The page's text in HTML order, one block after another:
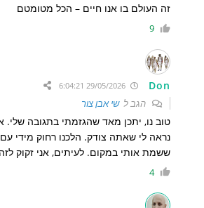
זה העולם בו אנו חיים – הכל מטומטם
9
Don
הגב לשי אבן צור
טוב נו, יתכן מאד שהגזמתי בתגובה
נראה לי שאתה צודק. הלכנו רחוק מידי
ששמת אותי במקום. לעיתים, אני זקוק
4